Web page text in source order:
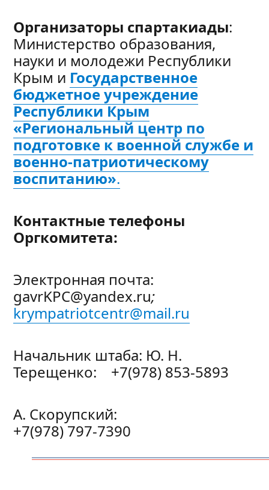
Организаторы спартакиады:
Министерство образования,
науки и молодежи Республики
Крым и Государственное
бюджетное учреждение
Республики Крым
«Региональный центр по
подготовке к военной службе и
военно-патриотическому
воспитанию».
Контактные телефоны
Оргкомитета:
Электронная почта:
gavrKPC@yandex.ru;
krympatriotcentr@mail.ru
Начальник штаба: Ю. Н.
Терещенко: +7(978) 853-5893
А. Скорупский:
+7(978) 797-7390